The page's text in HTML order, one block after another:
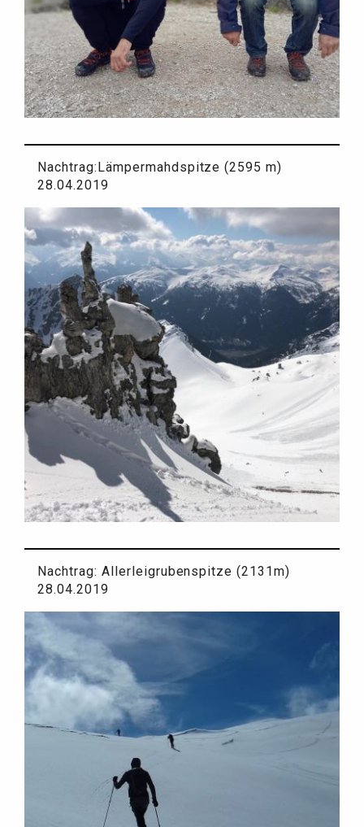
Nachtrag:Lämpermahdspitze (2595 m)
28.04.2019
Nachtrag: Allerleigrubenspitze (2131m)
28.04.2019